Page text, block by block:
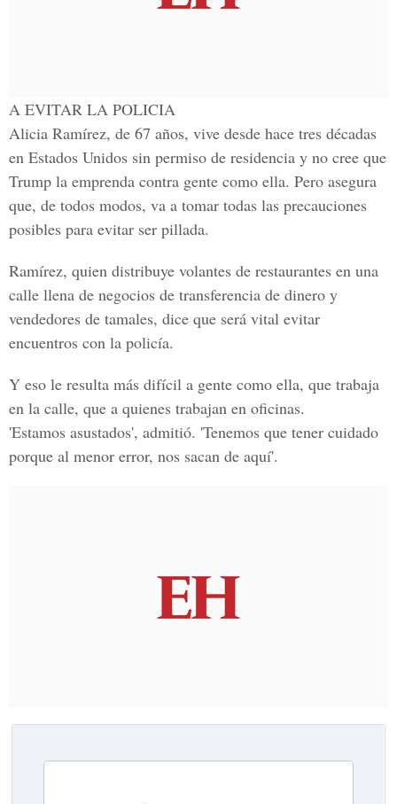
A EVITAR LA POLICIA
Alicia Ramírez, de 67 años, vive desde hace tres décadas
en Estados Unidos sin permiso de residencia y no cree que
Trump la emprenda contra gente como ella. Pero asegura
que, de todos modos, va a tomar todas las precauciones
posibles para evitar ser pillada.
Ramírez, quien distribuye volantes de restaurantes en una
calle llena de negocios de transferencia de dinero y
vendedores de tamales, dice que será vital evitar
encuentros con la policía.
Y eso le resulta más difícil a gente como ella, que trabaja
en la calle, que a quienes trabajan en oficinas.
'Estamos asustados', admitió. 'Tenemos que tener cuidado
porque al menor error, nos sacan de aquí'.